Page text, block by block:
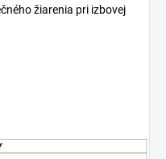
žiarenia pri izbovej